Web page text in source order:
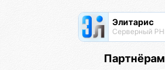
Элитарис
Партнёрам